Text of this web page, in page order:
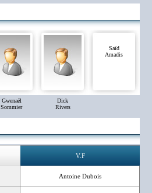
Gwenaël
Sommier
Dick
Rivers
Saïd
Amadis
V.F
Antoine Dubois